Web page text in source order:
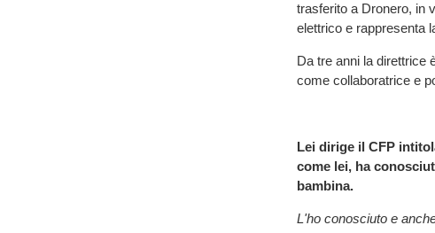
trasferito a Dronero, in
elettrico e rappresenta
Da tre anni la direttrice
come collaboratrice e
Lei dirige il CFP
come lei, ha
bambina.
L'ho conosciuto e